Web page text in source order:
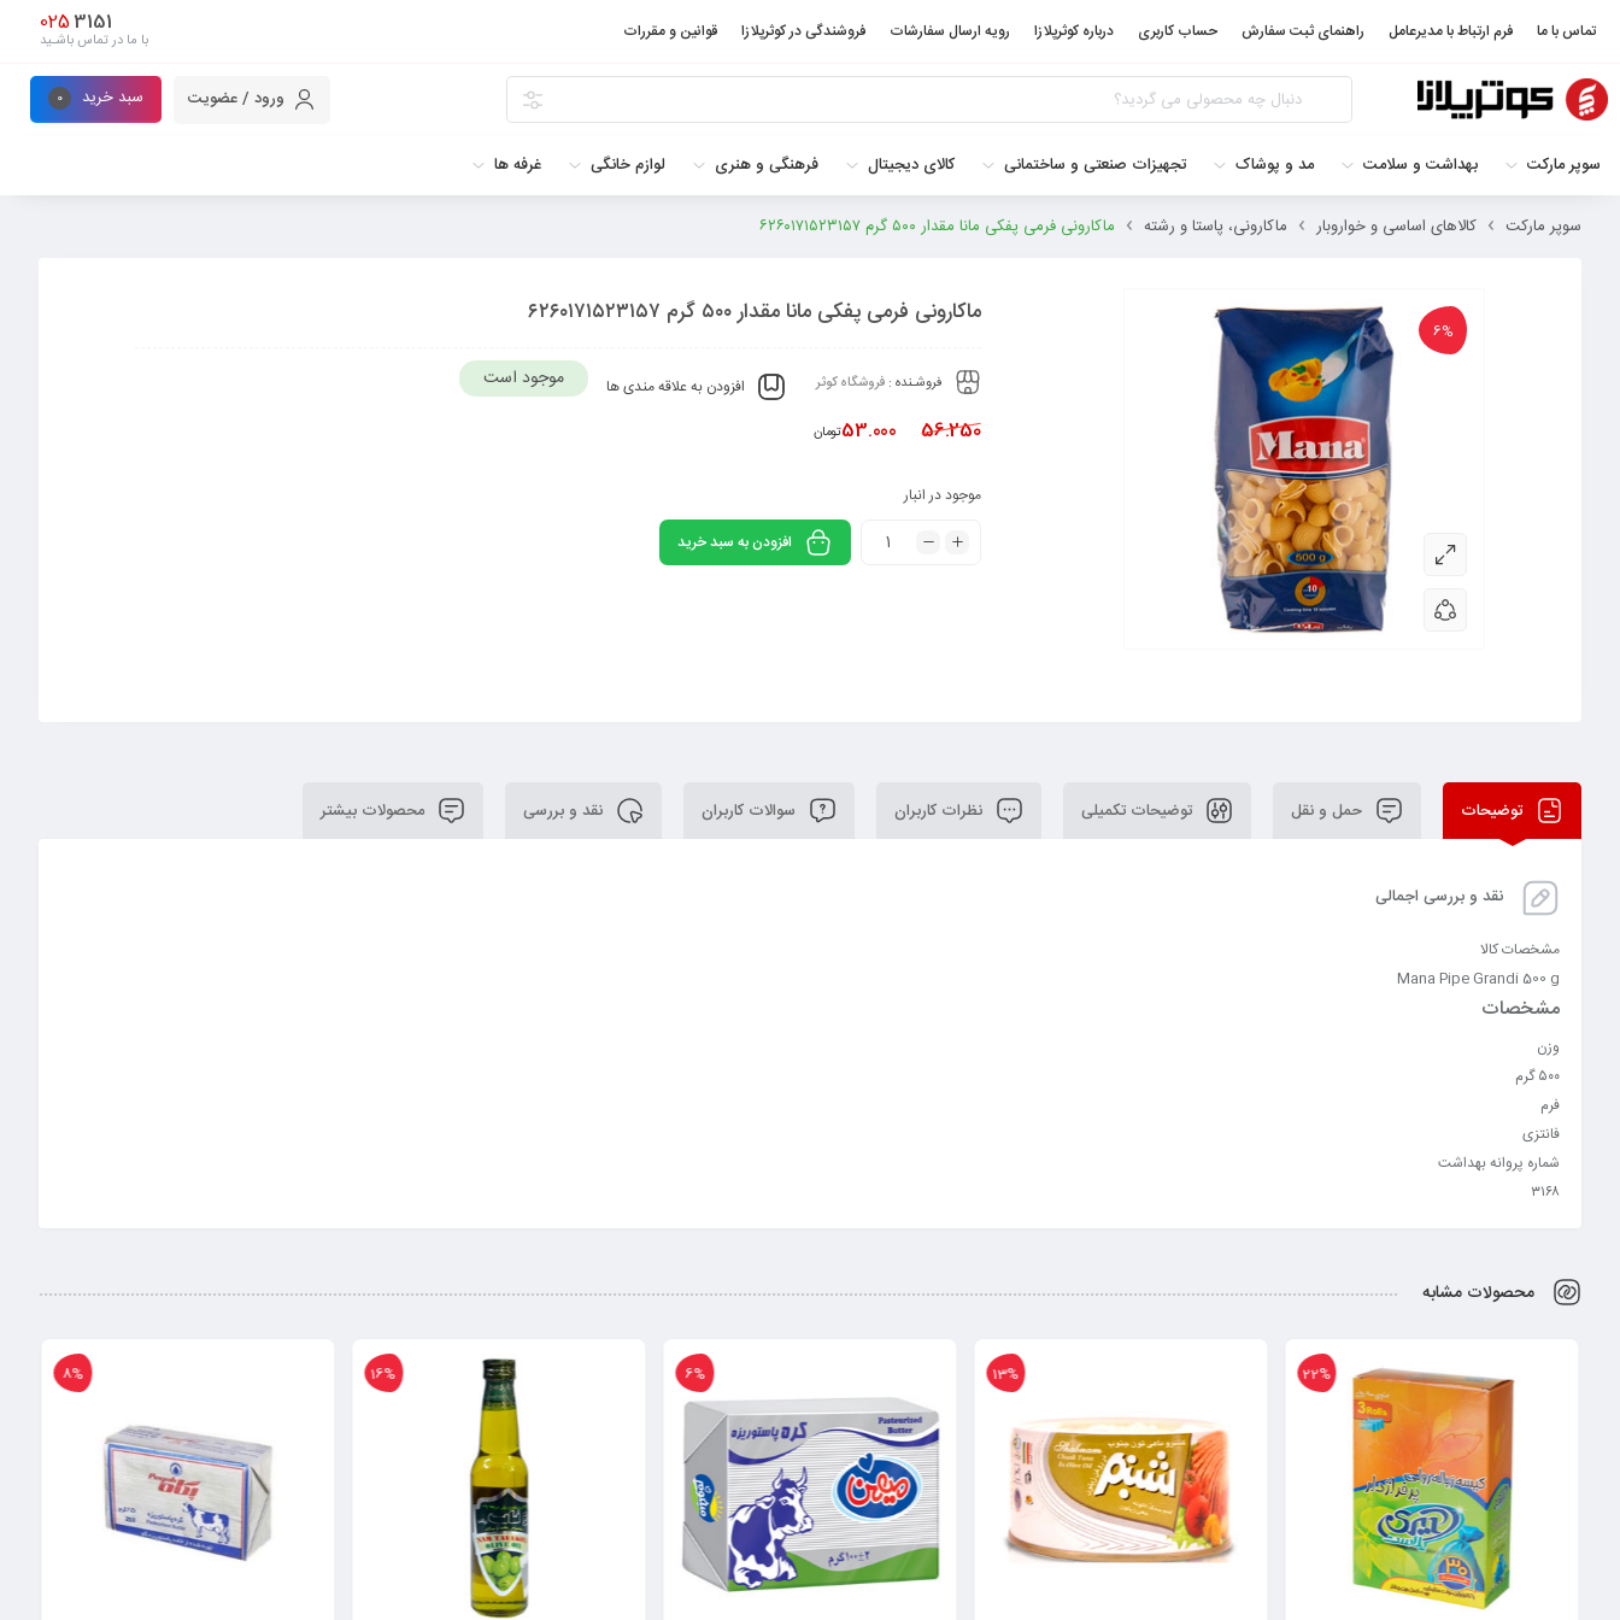
تماس با ما فرم ارتباط با مدیرعامل راهنمای ثبت سفارش حساب کاربری درباره کوثرپلازا رویه ارسال سفارشات فروشندگی در کوثرپلازا قوانین و مقررات 3151
025
با ما در تماس باشـید
ورود / عضویت سبد خرید 0
سوپر مارکت بهداشت و سلامت مد و پوشاک تجهیزات صنعتی و ساختمانی کالای دیجیتال فرهنگی و هنری لوازم خانگی غرفه ها
سوپر مارکت کالاهای اساسی و خواروبار ماکارونی، پاستا و رشته ماکارونی فرمی پفکی مانا مقدار ۵۰۰ گرم ۶۲۶۰۱۷۱۵۲۳۱۵۷
6%
ماکارونی فرمی پفکی مانا مقدار ۵۰۰ گرم ۶۲۶۰۱۷۱۵۲۳۱۵۷
فروشـنده : فروشگاه کوثر افزودن به علاقه مندی ها موجود است
56.250
53.000تومان
موجود در انبار
افزودن به سبد خرید
توضیحات حمل و نقل توضیحات تکمیلی نظرات کاربران سوالات کاربران نقد و بررسی محصولات بیشتر
نقد و بررسی اجمالی
مشخصات کالا
Mana Pipe Grandi 500 g
مشخصات
وزن
۵۰۰ گرم
فرم
فانتزی
شماره پروانه بهداشت
۳۱۶۸
محصولات مشابه
22%